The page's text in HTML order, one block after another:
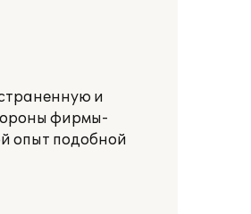
и
фирмы-
опыт подобной